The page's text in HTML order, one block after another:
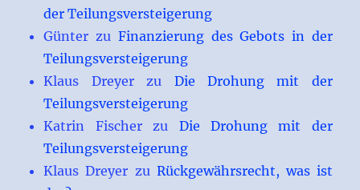
der Teilungsversteigerung
Günter zu Finanzierung des Gebots in der
Teilungsversteigerung
Klaus Dreyerzu Die Drohung mit der
Teilungsversteigerung
Katrin Fischerzu Die Drohung mit der
Teilungsversteigerung
Klaus Dreyer zu Rückgewährsrecht, was ist